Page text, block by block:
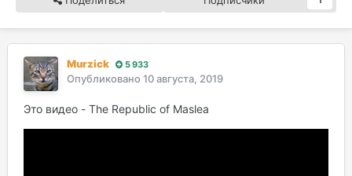
Murzick 5 933
Опубликовано 10 августа, 2019
Это видео - The Republic of Maslea